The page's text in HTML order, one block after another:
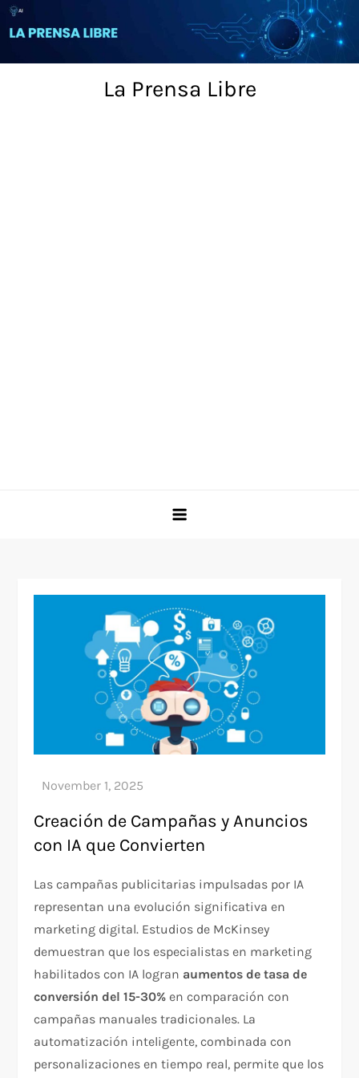
Skip
to
La Prensa Libre
Creación de Campañas y Anuncios
con IA que Convierten
Las campañas publicitarias impulsadas por IA
representan una evolución significativa en
marketing digital. Estudios de McKinsey
demuestran que los especialistas en marketing
habilitados con IA logran aumentos de tasa de
conversión del 15-30% en comparación con
campañas manuales tradicionales. La
automatización inteligente, combinada con
personalizaciones en tiempo real, permite que los